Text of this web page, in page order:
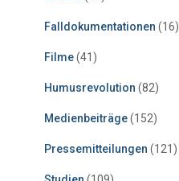
Falldokumentationen (16)
Filme(41)
Humusrevolution (82)
Medienbeiträge(152)
Pressemitteilungen (121)